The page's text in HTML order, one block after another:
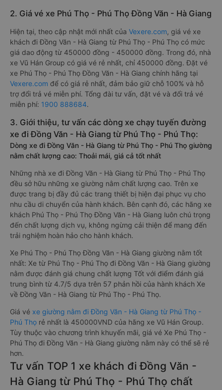
2. Giá vé xe Phú Thọ - Phú Thọ Đồng Văn - Hà Giang
Hiện tại, theo cập nhật mới nhất của Vexere.com, giá vé xe
khách đi Đồng Văn - Hà Giang từ Phú Thọ - Phú Thọ có mức
giá dao động từ 450000 đồng - 450000 đồng. Trong đó, nhà
xe Vũ Hán Group có giá vé rẻ nhất, chỉ 450000 đồng. Đặt vé
xe Phú Thọ - Phú Thọ Đồng Văn - Hà Giang chính hãng tại
Vexere.com để có giá rẻ nhất, đảm bảo giữ chỗ 100% và hỗ
trợ đổi trả vé miễn phí. Tổng đài tư vấn, đặt vé và đổi trả vé
miễn phí: 1900 888684.
3. Giới thiệu, tư vấn các dòng xe chạy tuyến đường
xe đi Đồng Văn - Hà Giang từ Phú Thọ - Phú Thọ:
Dòng xe đi Đồng Văn - Hà Giang từ Phú Thọ - Phú Thọ giường
nằm chất lượng cao: Thoải mái, giá cả tốt nhất
Những nhà xe đi Đồng Văn - Hà Giang từ Phú Thọ - Phú Thọ
đều sở hữu những xe giường nằm chất lượng cao. Trên xe
được trang bị đầy đủ các trang thiết bị hiện đại phục vụ cho
nhu cầu di chuyển của hành khách. Bên cạnh đó, các hãng xe
khách Phú Thọ - Phú Thọ Đồng Văn - Hà Giang luôn chú trọng
đến chất lượng dịch vụ, không ngừng cải thiện để mang đến
trải nghiệm hoàn hảo cho hành khách.
Xe Phú Thọ - Phú Thọ Đồng Văn - Hà Giang giường nằm tốt
nhất: Xe từ Phú Thọ - Phú Thọ đi Đồng Văn - Hà Giang giường
nằm được đánh giá chung chất lượng Tốt với điểm đánh giá
trung bình từ 4.7/5 dựa trên 57 phản hồi của hành khách Xe
về Đồng Văn - Hà Giang từ Phú Thọ - Phú Thọ.
Giá vé xe giường nằm đi Đồng Văn - Hà Giang từ Phú Thọ -
Phú Thọ rẻ nhất là 450000VND của hãng xe Vũ Hán Group.
Tùy thuộc vào chương trình khuyến mãi, giá vé Xe Phú Thọ -
Phú Thọ đi Đồng Văn - Hà Giang giường nằm này có thể sẽ rẻ
hơn.
Tư vấn TOP 1 xe khách đi Đồng Văn -
Hà Giang từ Phú Thọ - Phú Thọ chất